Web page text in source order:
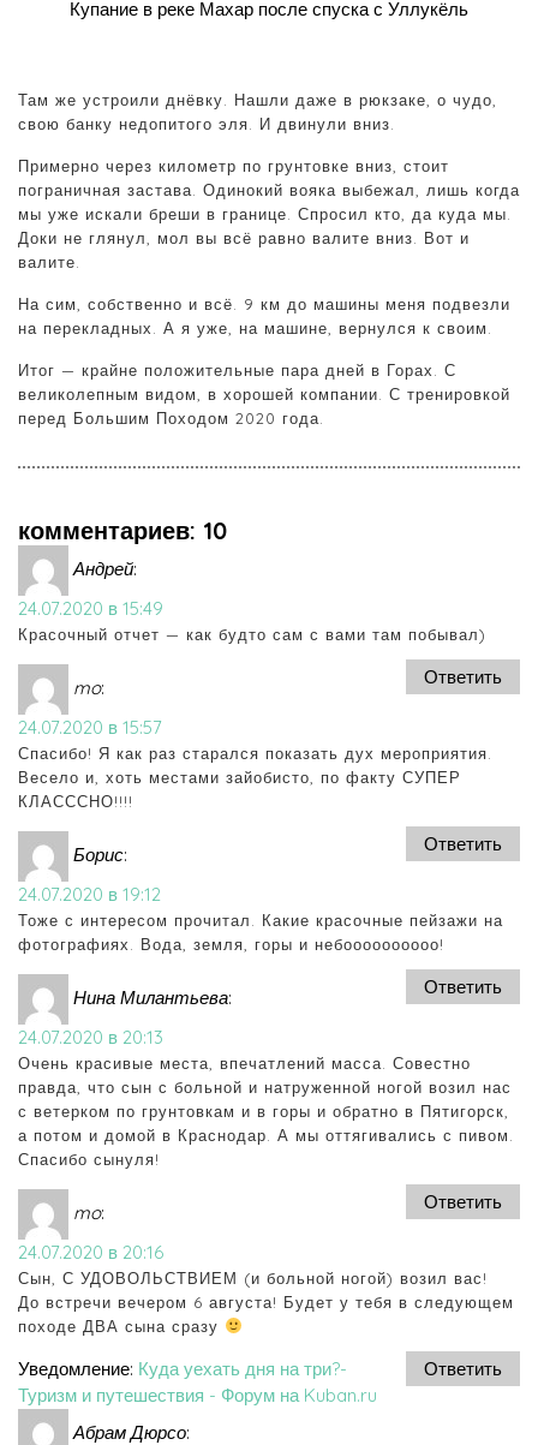
Купание в реке Махар после спуска с Уллукёль
Там же устроили днёвку. Нашли даже в рюкзаке, о чудо,
свою банку недопитого эля. И двинули вниз.
Примерно через километр по грунтовке вниз, стоит
пограничная застава. Одинокий вояка выбежал, лишь когда
мы уже искали бреши в границе. Спросил кто, да куда мы.
Доки не глянул, мол вы всё равно валите вниз. Вот и
валите.
На сим, собственно и всё. 9 км до машины меня подвезли
на перекладных. А я уже, на машине, вернулся к своим.
Итог — крайне положительные пара дней в Горах. С
великолепным видом, в хорошей компании. С тренировкой
перед Большим Походом 2020 года.
комментариев: 10
Андрей:
24.07.2020 в 15:49
Красочный отчет — как будто сам с вами там побывал)
Ответить
mo:
24.07.2020 в 15:57
Спасибо! Я как раз старался показать дух мероприятия.
Весело и, хоть местами зайобисто, по факту СУПЕР
КЛАСССНО!!!!
Ответить
Борис:
24.07.2020 в 19:12
Тоже с интересом прочитал. Какие красочные пейзажи на
фотографиях. Вода, земля, горы и небоооооооооо!
Ответить
Нина Милантьева:
24.07.2020 в 20:13
Очень красивые места, впечатлений масса. Совестно
правда, что сын с больной и натруженной ногой возил нас
с ветерком по грунтовкам и в горы и обратно в Пятигорск,
а потом и домой в Краснодар. А мы оттягивались с пивом.
Спасибо сынуля!
Ответить
mo:
24.07.2020 в 20:16
Сын, С УДОВОЛЬСТВИЕМ (и больной ногой) возил вас!
До встречи вечером 6 августа! Будет у тебя в следующем
походе ДВА сына сразу
Ответить
Уведомление: Куда уехать дня на три?-
Туризм и путешествия - Форум на Kuban.ru
Абрам Дюрсо: